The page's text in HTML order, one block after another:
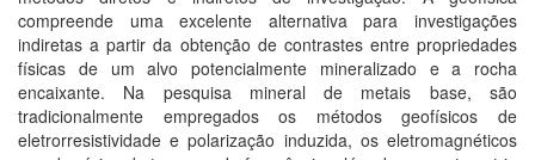
compreende uma excelente alternativa para investigações
indiretas a partir da obtenção de contrastes entre propriedades
físicas de um alvo potencialmente mineralizado e a rocha
encaixante. Na pesquisa mineral de metais base, são
tradicionalmente empregados os métodos geofísicos de
eletrorresistividade e polarização induzida, os eletromagnéticos